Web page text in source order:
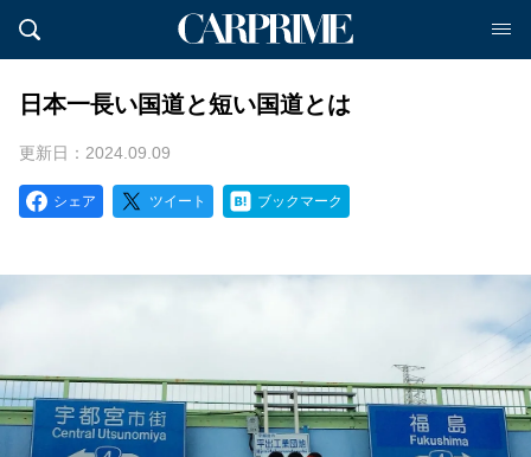
日本一長い国道と短い国道とは
更新日：2024.09.09
シェア ツイート ブックマーク